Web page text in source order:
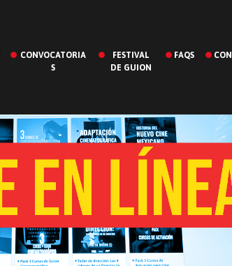
CONVOCATORIA
S
FESTIVAL
DE GUION
FAQS